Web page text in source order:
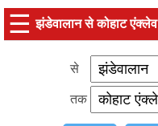
☰ झंडेवालान से कोहाट एंक्लेव
से
तक